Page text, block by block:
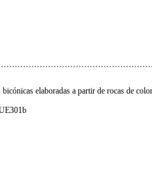
bicónicas elaboradas a partir de rocas de